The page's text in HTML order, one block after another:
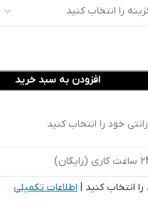
افزودن به سبد خرید
خود را انتخاب کنید
انتخاب کنید | اطلاعات تکمیلی